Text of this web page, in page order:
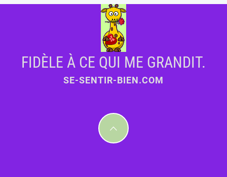
FIDÈLE À CE QUI ME GRANDIT.
SE-SENTIR-BIEN.COM